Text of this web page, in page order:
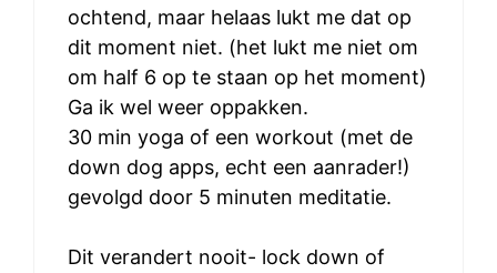
ochtend, maar helaas lukt me dat op
dit moment niet. (het lukt me niet om
om half 6 op te staan op het moment)
Ga ik wel weer oppakken.
30 min yoga of een workout (met de
down dog apps, echt een aanrader!)
gevolgd door 5 minuten meditatie.
Dit verandert nooit- lock down of